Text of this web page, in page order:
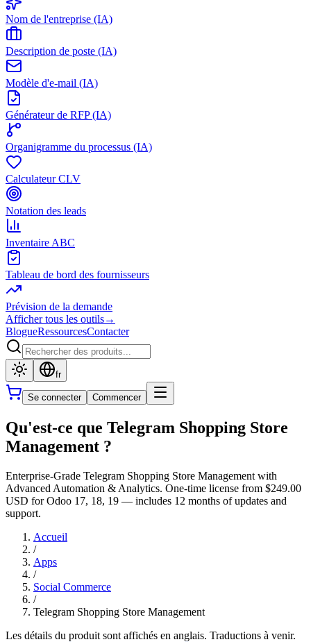
Nom de l'entreprise (IA)
Description de poste (IA)
Modèle d'e-mail (IA)
Générateur de RFP (IA)
Organigramme du processus (IA)
Calculateur CLV
Notation des leads
Inventaire ABC
Tableau de bord des fournisseurs
Prévision de la demande
Afficher tous les outils→
BlogueRessourcesContacter
fr
Se connecter Commencer
Qu'est-ce que Telegram Shopping Store
Management ?
Enterprise-Grade Telegram Shopping Store Management with
Advanced Automation & Analytics. One-time license from $249.00
USD for Odoo 17, 18, 19 — includes 12 months of updates and
support.
Accueil
/
Apps
/
Social Commerce
/
Telegram Shopping Store Management
Les détails du produit sont affichés en anglais. Traductions à venir.